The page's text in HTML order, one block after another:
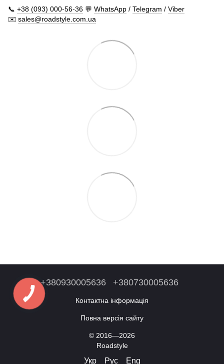
📞 +38 (093) 000-56-36 💬 WhatsApp / Telegram / Viber
✉️ sales@roadstyle.com.ua
+380930005636 +380730005636
Контактна інформація
Повна версія сайту
© 2016—2026
Roadstyle
Укр Рус Eng